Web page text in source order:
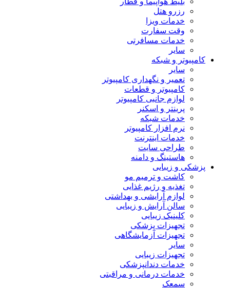
رزرو هتل
خدمات ویزا
وقت سفارت
خدمات مسافرتی
سایر
کامپیوتر و شبکه
سایر
تعمیر و نگهداری کامپیوتر
کامپیوتر و قطعات
لوازم جانبی کامپیوتر
پرینتر و اسکنر
خدمات شبکه
نرم افزار کامپیوتر
خدمات اینترنت
طراحی سایت
هاستینگ و دامنه
پزشکی و زیبایی
کاشت و ترمیم مو
تغذیه و رژیم غذایی
لوازم آرایشی و بهداشتی
سالن آرایش و زیبایی
کلینیک زیبایی
تجهیزات پزشکی
تجهیزات آزمایشگاهی
سایر
تجهیزات زیبایی
خدمات دندانپزشکی
خدمات درمانی و مراقبتی
سمعک